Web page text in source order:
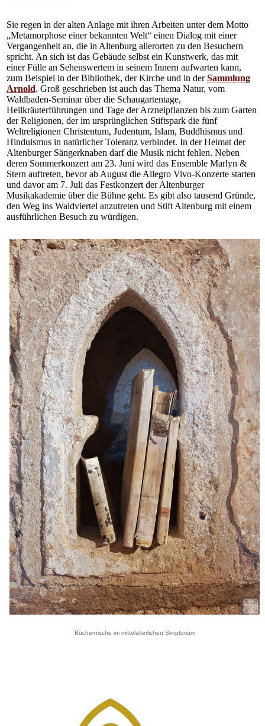
Sie regen in der alten Anlage mit ihren Arbeiten unter dem Motto
„Metamorphose einer bekannten Welt“ einen Dialog mit einer
Vergangenheit an, die in Altenburg allerorten zu den Besuchern
spricht. An sich ist das Gebäude selbst ein Kunstwerk, das mit
einer Fülle an Sehenswertem in seinem Innern aufwarten kann,
zum Beispiel in der Bibliothek, der Kirche und in derSammlung
Arnold. Groß geschrieben ist auch das Thema Natur, vom
Waldbaden-Seminar über die Schaugartentage,
Heilkräuterführungen und Tage der Arzneipflanzen bis zum Garten
der Religionen, der im ursprünglichen Stiftspark die fünf
Weltreligionen Christentum, Judentum, Islam, Buddhismus und
Hinduismus in natürlicher Toleranz verbindet. In der Heimat der
Altenburger Sängerknaben darf die Musik nicht fehlen. Neben
deren Sommerkonzert am 23. Juni wird das Ensemble Marlyn &
Stern auftreten, bevor ab August die Allegro Vivo-Konzerte starten
und davor am 7. Juli das Festkonzert der Altenburger
Musikakademie über die Bühne geht. Es gibt also tausend Gründe,
den Weg ins Waldviertel anzutreten und Stift Altenburg mit einem
ausführlichen Besuch zu würdigen.
Büchernische im mittelalterlichen Skriptorium